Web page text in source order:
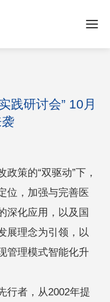
践研讨会” 10月
策的“双驱动”下，
位，加强与完善医
深化应用，以及国
展理念为引领，以
管理模式智能化升
行者，从2002年提